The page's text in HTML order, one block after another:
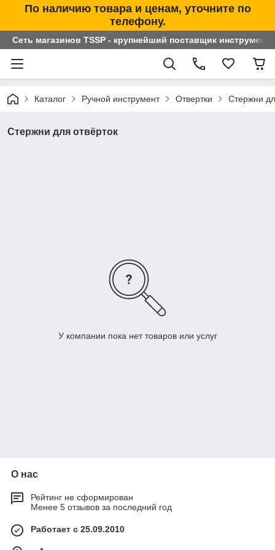
По наличию товара и ценам, уточните по
телефону.
Сеть магазинов TSSP - крупнейший поставщик
Каталог Ручной инструмент Отвертки Стержни
Стержни для отвёрток
У компании пока нет товаров или услуг
О нас
Рейтинг не сформирован
Менее 5 отзывов за последний год
Работает с 25.09.2010